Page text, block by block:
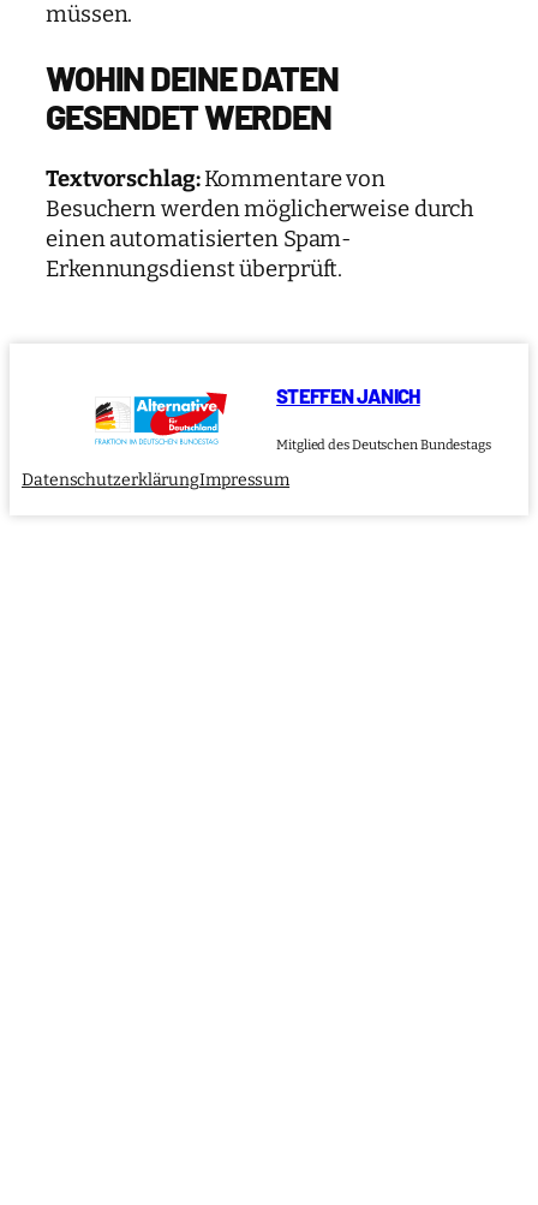
müssen.
WOHIN DEINE DATEN
GESENDET WERDEN
Textvorschlag:Kommentare von
Besuchern werden möglicherweise durch
einen automatisierten Spam-
Erkennungsdienst überprüft.
STEFFEN JANICH
Mitglied des Deutschen Bundestags
DatenschutzerklärungImpressum